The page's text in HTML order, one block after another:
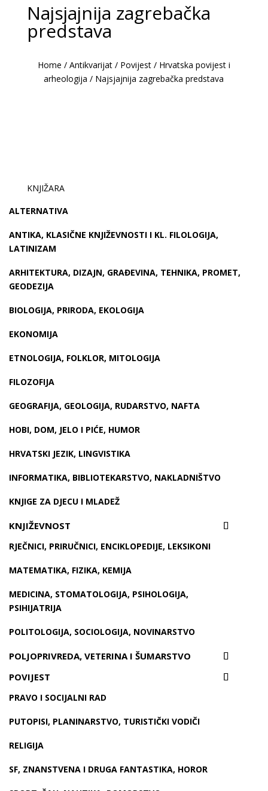
Najsjajnija zagrebačka
predstava
Home / Antikvarijat/ Povijest/ Hrvatska povijest i
arheologija / Najsjajnija zagrebačka predstava
KNJIŽARA
ALTERNATIVA
ANTIKA, KLASIČNE KNJIŽEVNOSTI I KL. FILOLOGIJA,
LATINIZAM
ARHITEKTURA, DIZAJN, GRAĐEVINA, TEHNIKA, PROMET,
GEODEZIJA
BIOLOGIJA, PRIRODA, EKOLOGIJA
EKONOMIJA
ETNOLOGIJA, FOLKLOR, MITOLOGIJA
FILOZOFIJA
GEOGRAFIJA, GEOLOGIJA, RUDARSTVO, NAFTA
HOBI, DOM, JELO I PIĆE, HUMOR
HRVATSKI JEZIK, LINGVISTIKA
INFORMATIKA, BIBLIOTEKARSTVO, NAKLADNIŠTVO
KNJIGE ZA DJECU I MLADEŽ
KNJIŽEVNOST
RJEČNICI, PRIRUČNICI, ENCIKLOPEDIJE, LEKSIKONI
MATEMATIKA, FIZIKA, KEMIJA
MEDICINA, STOMATOLOGIJA, PSIHOLOGIJA,
PSIHIJATRIJA
POLITOLOGIJA, SOCIOLOGIJA, NOVINARSTVO
POLJOPRIVREDA, VETERINA I ŠUMARSTVO
POVIJEST
PRAVO I SOCIJALNI RAD
PUTOPISI, PLANINARSTVO, TURISTIČKI VODIČI
RELIGIJA
SF, ZNANSTVENA I DRUGA FANTASTIKA, HOROR